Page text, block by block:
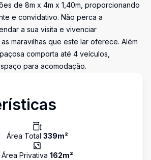
de 8m x 4m x 1,40m, proporcionando
e convidativo. Não perca a
a sua visita e vivenciar
maravilhas que este lar oferece. Além
comporta até 4 veículos,
para acomodação.
Área Total 339m²
Área Privativa 162m²